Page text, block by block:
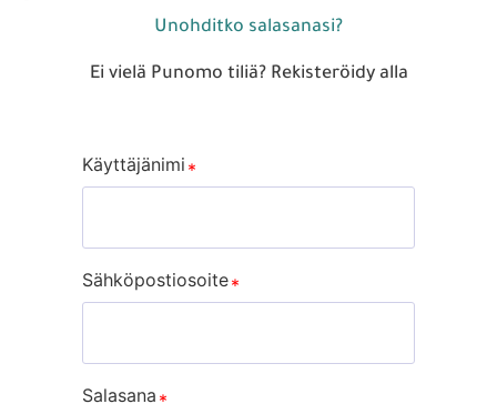
Unohditko salasanasi?
Ei vielä Punomo tiliä? Rekisteröidy alla
Käyttäjänimi
Sähköpostiosoite
Salasana